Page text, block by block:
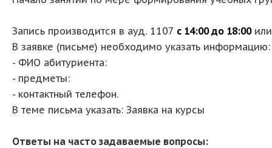
Запись производится в ауд. 1107 с 14:00 до 18:00или
В заявке (письме) необходимо указать информацию:
- ФИО абитуриента:
- предметы:
- контактный телефон.
В теме письма указать: Заявка на курсы
Ответы на часто задаваемые вопросы: